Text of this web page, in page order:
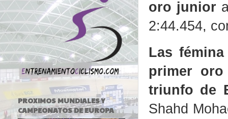
oro junior
2:44.454,
Las
primer
triunfo de
Shahd
PROXIMOS MUNDIALES Y
CAMPEONATOS DE EUROPA